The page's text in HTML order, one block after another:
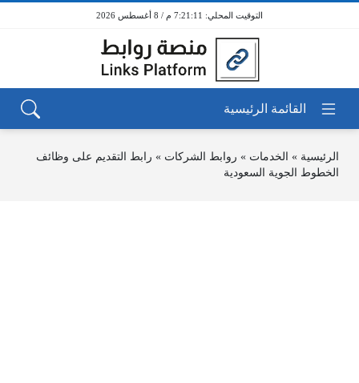
7:21:11 م / 8 أغسطس 2026
الرئيسية » الخدمات » روابط الشركات » رابط التقديم على وظائف
الخطوط الجوية السعودية